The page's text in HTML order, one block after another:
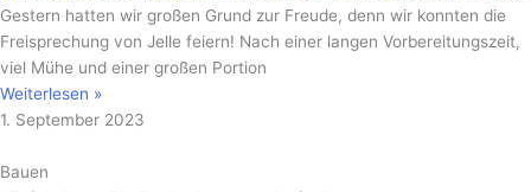
Gestern hatten wir großen Grund zur Freude, denn wir konnten die
Freisprechung von Jelle feiern! Nach einer langen Vorbereitungszeit,
viel Mühe und einer großen Portion
Weiterlesen »
1. September 2023
Bauen